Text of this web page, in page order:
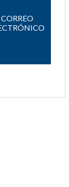
CORREO